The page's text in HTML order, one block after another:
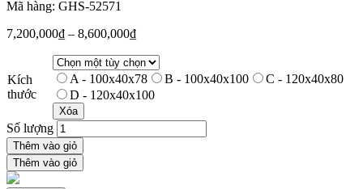
Mã hàng: GHS-52571
7,200,000₫ – 8,600,000₫
Kích
thước
A - 100x40x78 B - 100x40x100
C - 120x40x80
D - 120x40x100
Xóa
Số lượng
Thêm vào giỏ
Thêm vào giỏ